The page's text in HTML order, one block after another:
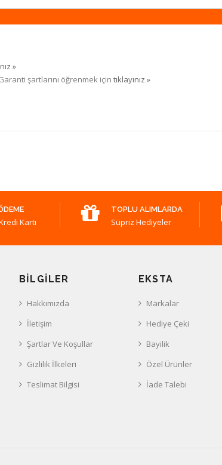
»
şartlarını öğrenmek için tıklayınız »
Kartı
TOPLU ALIMLARDA
Süpriz Hediyeler
BILGILER
Hakkımızda
İletişim
Şartlar Ve Koşullar
Gizlilik İlkeleri
Teslimat Bilgisi
EKSTA
Markalar
Hediye Çeki
Bayilik
Özel Ürünler
İade Talebi